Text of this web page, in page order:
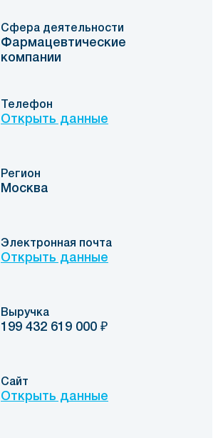
Сфера деятельности
Фармацевтические
компании
Телефон
Открыть данные
Регион
Москва
Электронная почта
Открыть данные
Выручка
199 432 619 000 ₽
Сайт
Открыть данные